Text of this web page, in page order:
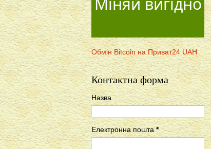
Обмін Bitcoin на Приват24 UAH
Контактна форма
Назва
Електронна пошта*